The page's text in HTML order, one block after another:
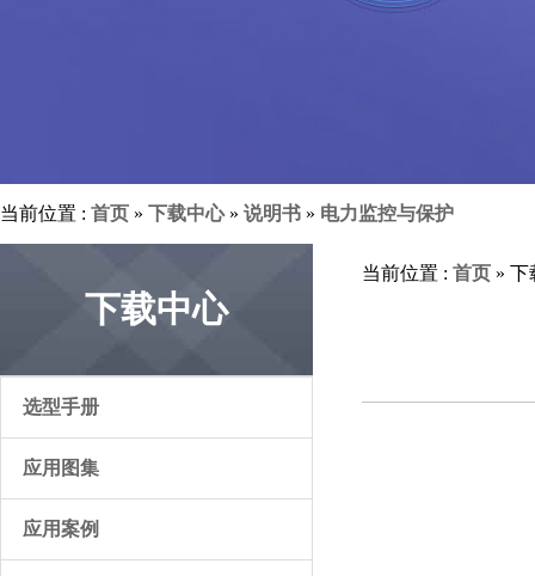
当前位置 : 首页 » 下载中心» 说明书 » 电力监控与保护
下载中心
选型手册
应用图集
应用案例
当前位置 : 首页 » 下